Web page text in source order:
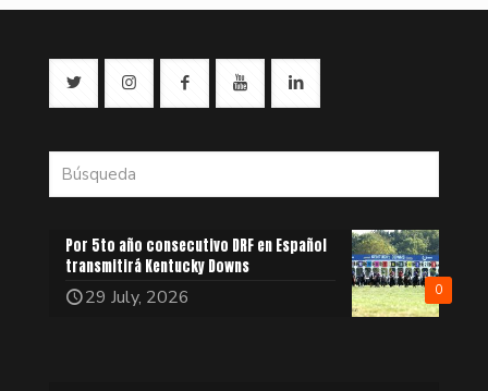
0
Por 5to año consecutivo DRF en Español
transmitirá Kentucky Downs
29 July, 2026